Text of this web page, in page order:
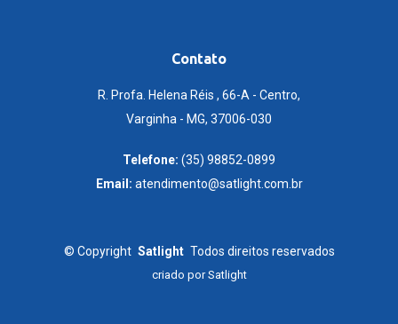
Contato
R. Profa. Helena Réis , 66-A - Centro,
Varginha - MG, 37006-030
Telefone: (35) 98852-0899
Email: atendimento@satlight.com.br
© Copyright Satlight Todos direitos reservados
criado porSatlight